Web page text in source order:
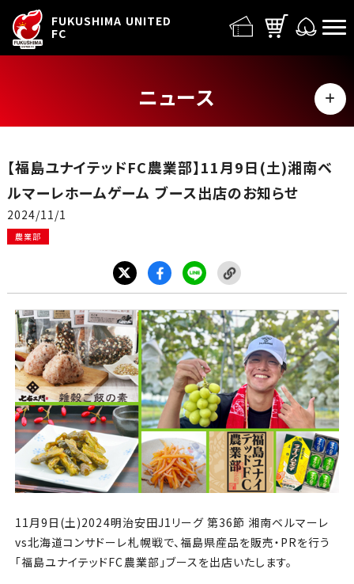
FUKUSHIMA UNITED
FC
ニュース
MENU
イベント
グッズ
チケット
アカデミー・スクール
農業部
まちづくり
パートナー
【福島ユナイテッドFC農業部】11月9日(土)湘南ベ
ルマーレホームゲーム ブース出店のお知らせ
2024/11/1
農業部
11月9 日(土)2024明治安田J1 リーグ 第36節 湘南ベルマーレ
vs北海道コンサドーレ札幌戦で、福島県産品を販売・ PRを行う
「福島ユナイテッドFC農業部」ブースを出店いたします。